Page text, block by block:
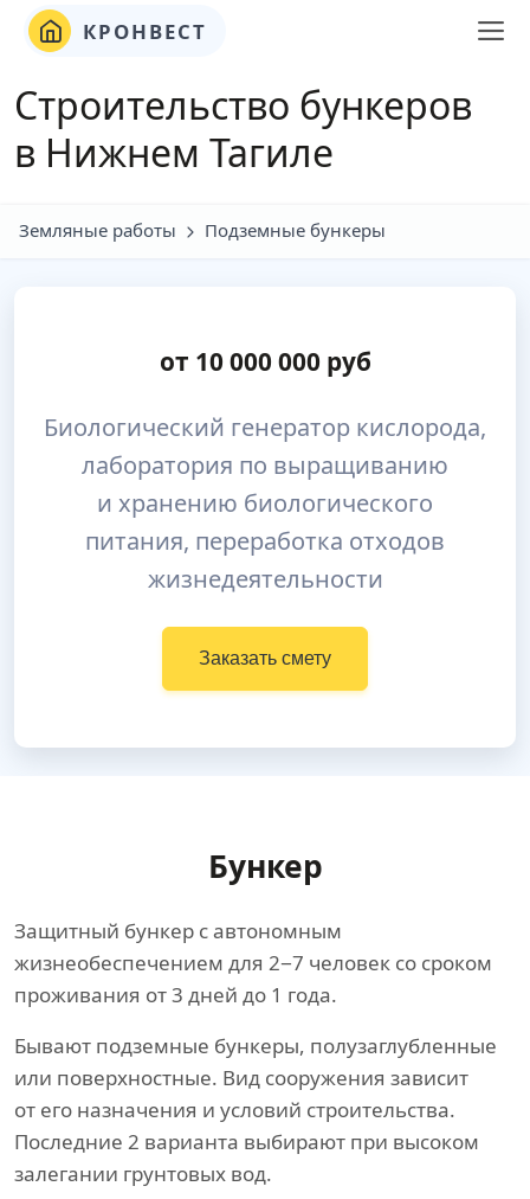
КРОНВЕСТ
Строительство бункеров
в Нижнем Тагиле
Земляные работы Подземные бункеры
от 10 000 000руб
Биологический генератор кислорода,
лаборатория по выращиванию
и хранению биологического
питания, переработка отходов
жизнедеятельности
Заказать смету
Бункер
Защитный бункер с автономным
жизнеобеспечением для 2−7 человек со сроком
проживания от 3 дней до 1 года.
Бывают подземные бункеры, полузаглубленные
или поверхностные. Вид сооружения зависит
от его назначения и условий строительства.
Последние 2 варианта выбирают при высоком
залегании грунтовых вод.